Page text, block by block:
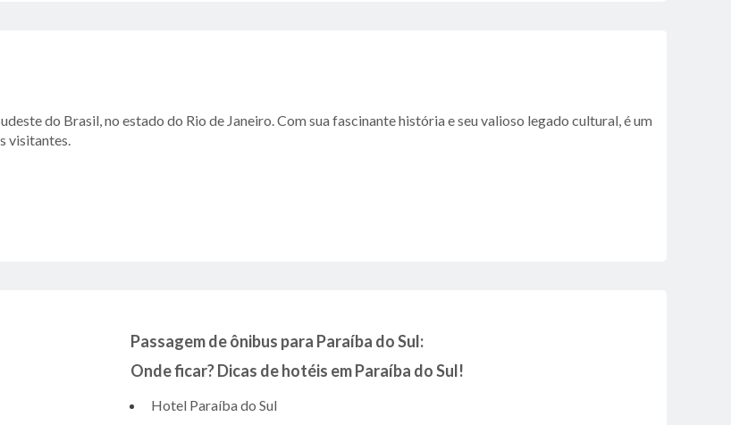
do Brasil, no estado do Rio de Janeiro. Com sua fascinante história e seu valioso legado cultural, é um
visitantes.
Passagem de ônibus para Paraíba do Sul:
Onde ficar? Dicas de hotéis em Paraíba do Sul!
Hotel Paraíba do Sul